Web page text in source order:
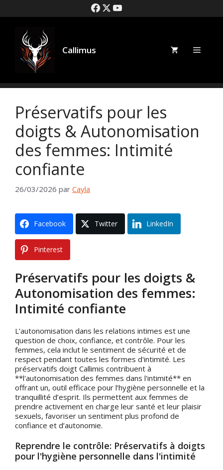
Callimus Menu
Préservatifs pour les
doigts & Autonomisation
des femmes: Intimité
confiante
26/03/2026 par Cayla
Facebook Twitter LinkedIn
Pinterest
Préservatifs pour les doigts &
Autonomisation des femmes:
Intimité confiante
L’autonomisation dans les relations intimes est une
question de choix, confiance, et contrôle. Pour les
femmes, cela inclut le sentiment de sécurité et de
respect pendant toutes les formes d'intimité. Les
préservatifs doigt Callimis contribuent à
**l'autonomisation des femmes dans l'intimité** en
offrant un, outil efficace pour l’hygiène personnelle et la
tranquillité d’esprit. Ils permettent aux femmes de
prendre activement en charge leur santé et leur plaisir
sexuels, favoriser un sentiment plus profond de
confiance et d’autonomie.
Reprendre le contrôle: Préservatifs à doigts
pour l'hygiène personnelle dans l'intimité